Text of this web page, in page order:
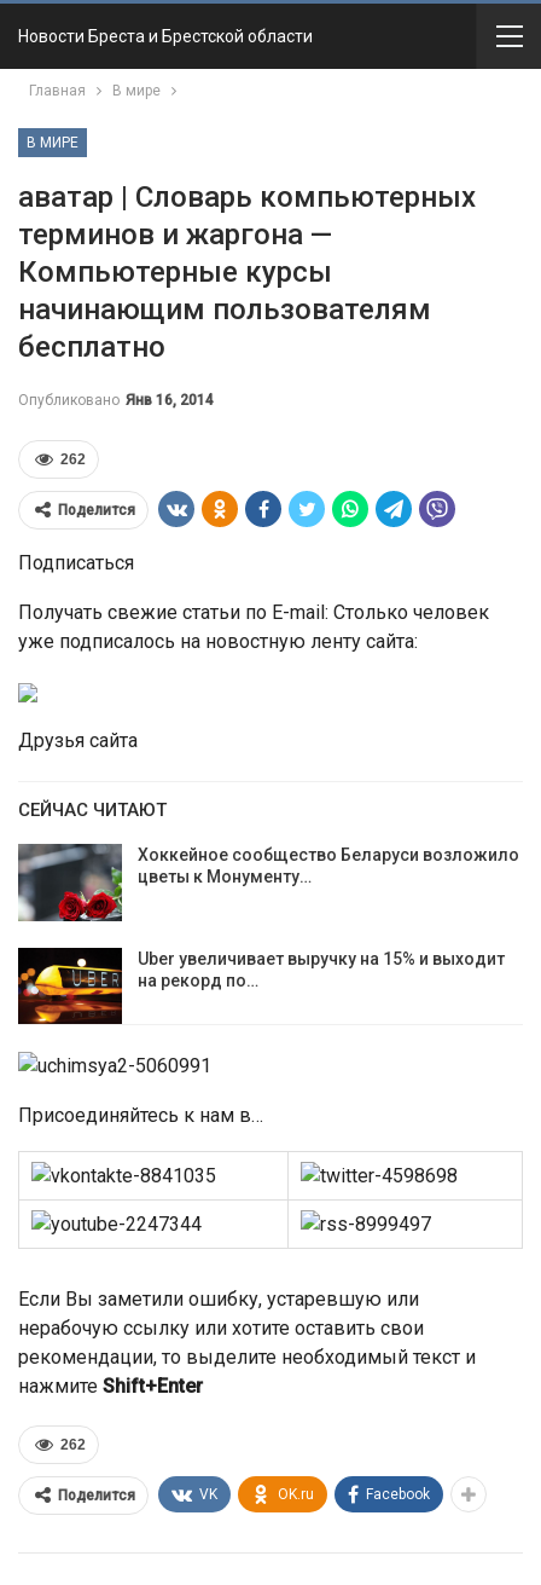
Новости Бреста и Брестской области
Главная В мире
В МИРЕ
аватар | Словарь компьютерных
терминов и жаргона —
Компьютерные курсы
начинающим пользователям
бесплатно
Опубликовано Янв 16, 2014
262
Поделится
Подписаться
Получать свежие статьи по E-mail: Столько человек
уже подписалось на новостную ленту сайта:
Друзья сайта
СЕЙЧАС ЧИТАЮТ
Хоккейное сообщество Беларуси возложило
цветы к Монументу…
Uber увеличивает выручку на 15% и выходит
на рекорд по…
Присоединяйтесь к нам в…
Если Вы заметили ошибку, устаревшую или
нерабочую ссылку или хотите оставить свои
рекомендации, то выделите необходимый текст и
нажмите Shift+Enter
262
Поделится VK OK.ru Facebook